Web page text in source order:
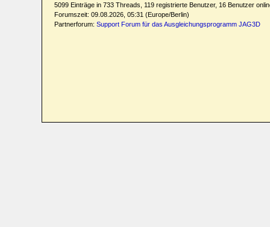
5099 Einträge in 733 Threads, 119 registrierte Benutzer, 16 Benutzer
Forumszeit: 09.08.2026, 05:31 (Europe/Berlin)
Partnerforum: Support Forum für das Ausgleichungsprogramm JAG3D